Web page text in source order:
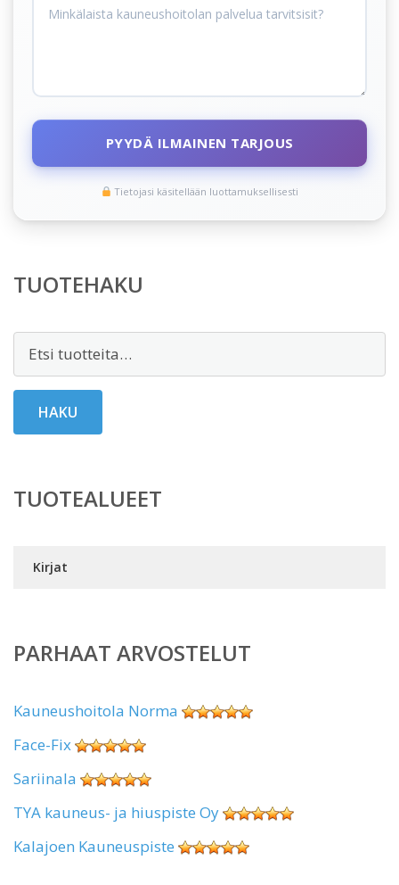
PYYDÄ ILMAINEN TARJOUS
Tietojasi käsitellään luottamuksellisesti
TUOTEHAKU
Etsi:
HAKU
TUOTEALUEET
Kirjat
PARHAAT ARVOSTELUT
Kauneushoitola Norma
Face-Fix
Sariinala
TYA kauneus- ja hiuspiste Oy
Kalajoen Kauneuspiste